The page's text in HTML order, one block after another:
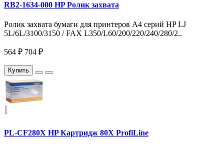
RB2-1634-000 HP Ролик захвата
Ролик захвата бумаги для принтеров A4 серий HP LJ
5L/6L/3100/3150 / FAX L350/L60/200/220/240/280/2..
564 ₽ 704 ₽
Купить
PL-CF280X HP Картридж 80X ProfiLine